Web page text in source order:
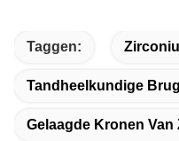
Taggen:
Tandheelkundige
Gelaagde Kronen Van